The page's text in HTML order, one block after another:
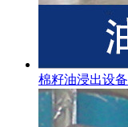
棉籽油浸出设备